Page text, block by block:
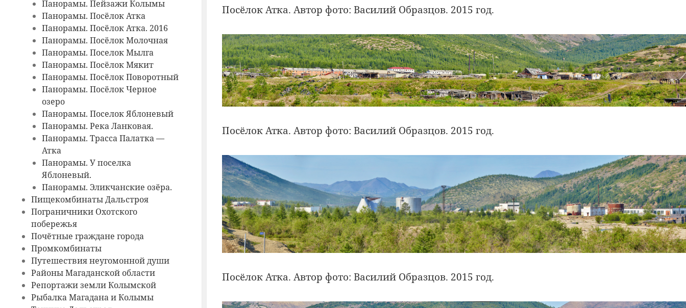
Панорамы. Пейзажи Колымы
Панорамы. Посёлок Атка
Панорамы. Посёлок Атка. 2016
Панорамы. Посёлок Молочная
Панорамы. Поселок Мылга
Панорамы. Посёлок Мякит
Панорамы. Посёлок Поворотный
Панорамы. Посёлок Черное
озеро
Панорамы. Поселок Яблоневый
Панорамы. Река Ланковая.
Панорамы. Трасса Палатка —
Атка
Панорамы. У поселка
Яблоневый.
Панорамы. Эликчанские озёра.
Пищекомбинаты Дальстроя
Пограничники Охотского
побережья
Почётные граждане города
Промкомбинаты
Путешествия неугомонной души
Районы Магаданской области
Репортажи земли Колымской
Рыбалка Магадана и Колымы
Посёлок Атка. Автор фото: Василий Образцов. 2015 год.
Посёлок Атка. Автор фото: Василий Образцов. 2015 год.
Посёлок Атка. Автор фото: Василий Образцов. 2015 год.